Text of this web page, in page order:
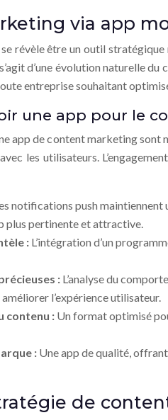
via app
révèle être un outil
d’une évolution naturelle
entreprise souhaitant
une app pour le
app de content marketing
les utilisateurs.
notifications push maintiennent
plus pertinente et attractive.
: L’intégration d’un
: L’analyse du
l’expérience utilisateur.
contenu : Un format optimisé
: Une app de qualité,
de